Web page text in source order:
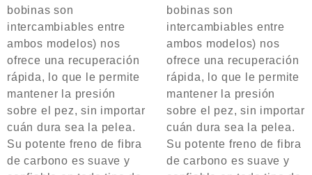
bobinas son
intercambiables entre
ambos modelos) nos
ofrece una recuperación
rápida, lo que le permite
mantener la presión
sobre el pez, sin importar
cuán dura sea la pelea.
Su potente freno de fibra
de carbono es suave y
bobinas son
intercambiables entre
ambos modelos) nos
ofrece una recuperación
rápida, lo que le permite
mantener la presión
sobre el pez, sin importar
cuán dura sea la pelea.
Su potente freno de fibra
de carbono es suave y